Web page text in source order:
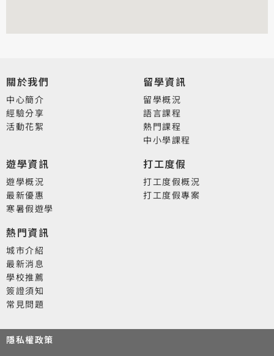
關於我們
中心簡介
經驗分享
活動花絮
留學資訊
留學概況
語言課程
熱門課程
中小學課程
遊學資訊
遊學概況
最新優惠
寒暑假遊學
打工度假
打工度假概況
打工度假專案
熱門資訊
城市介紹
最新消息
學校推薦
簽證須知
常見問題
隱私權政策